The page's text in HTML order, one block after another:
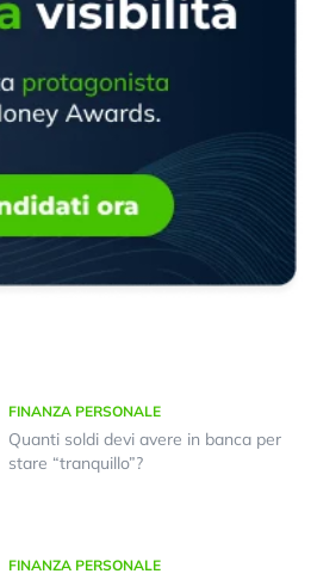
FINANZA PERSONALE
Quanti soldi devi avere in banca per
stare “tranquillo”?
FINANZA PERSONALE